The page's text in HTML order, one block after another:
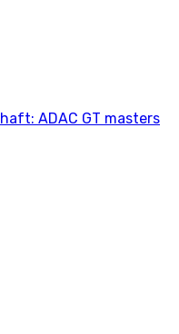
ADAC GT masters